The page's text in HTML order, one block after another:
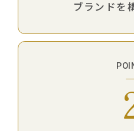
ブランドを